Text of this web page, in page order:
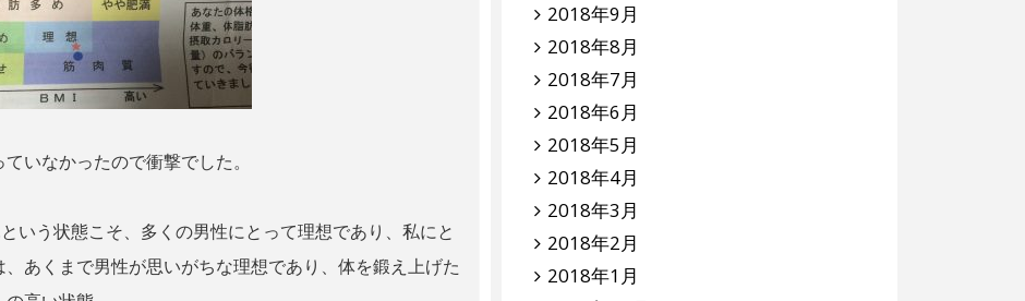
いなかったので衝撃でした。
いう状態こそ、多くの男性にとって理想であり、私にと
あくまで男性が思いがちな理想であり、体を鍛え上げた
2018年9月
2018年8月
2018年7月
2018年6月
2018年5月
2018年4月
2018年3月
2018年2月
2018年1月